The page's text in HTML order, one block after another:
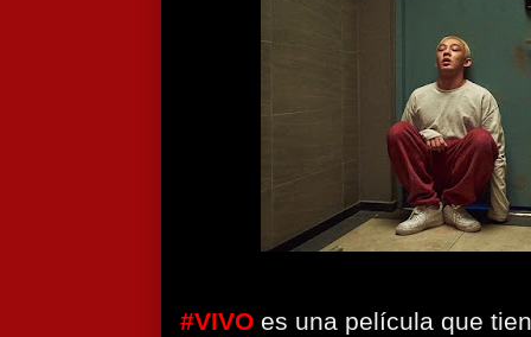
#VIVO es una película que